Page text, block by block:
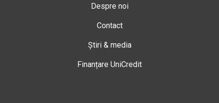
Despre noi
Contact
Știri & media
Finanțare UniCredit